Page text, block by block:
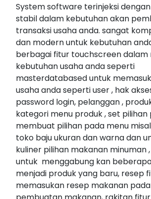
System software terinjeksi
stabil dalam kebutuhan akan
transaksi usaha anda. sangat
dan modern untuk kebutuhan
berbagai fitur touchscreen dalam
kebutuhan usaha anda seperti
masterdatabased untuk
usaha anda seperti user , hak
password login, pelanggan ,
kategori menu produk , set pilihan
membuat pilihan pada menu
toko baju ukuran dan warna dan
kuliner pilihan makanan minuman
untuk menggabung kan
menjadi produk yang baru, resep
memasukan resep makanan